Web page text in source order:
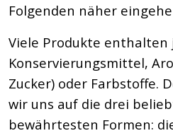
Folgenden näher
Viele Produkte enthalten
Konservierungsmittel,
Zucker) oder Farbstoffe.
wir uns auf die drei
bewährtesten Formen: